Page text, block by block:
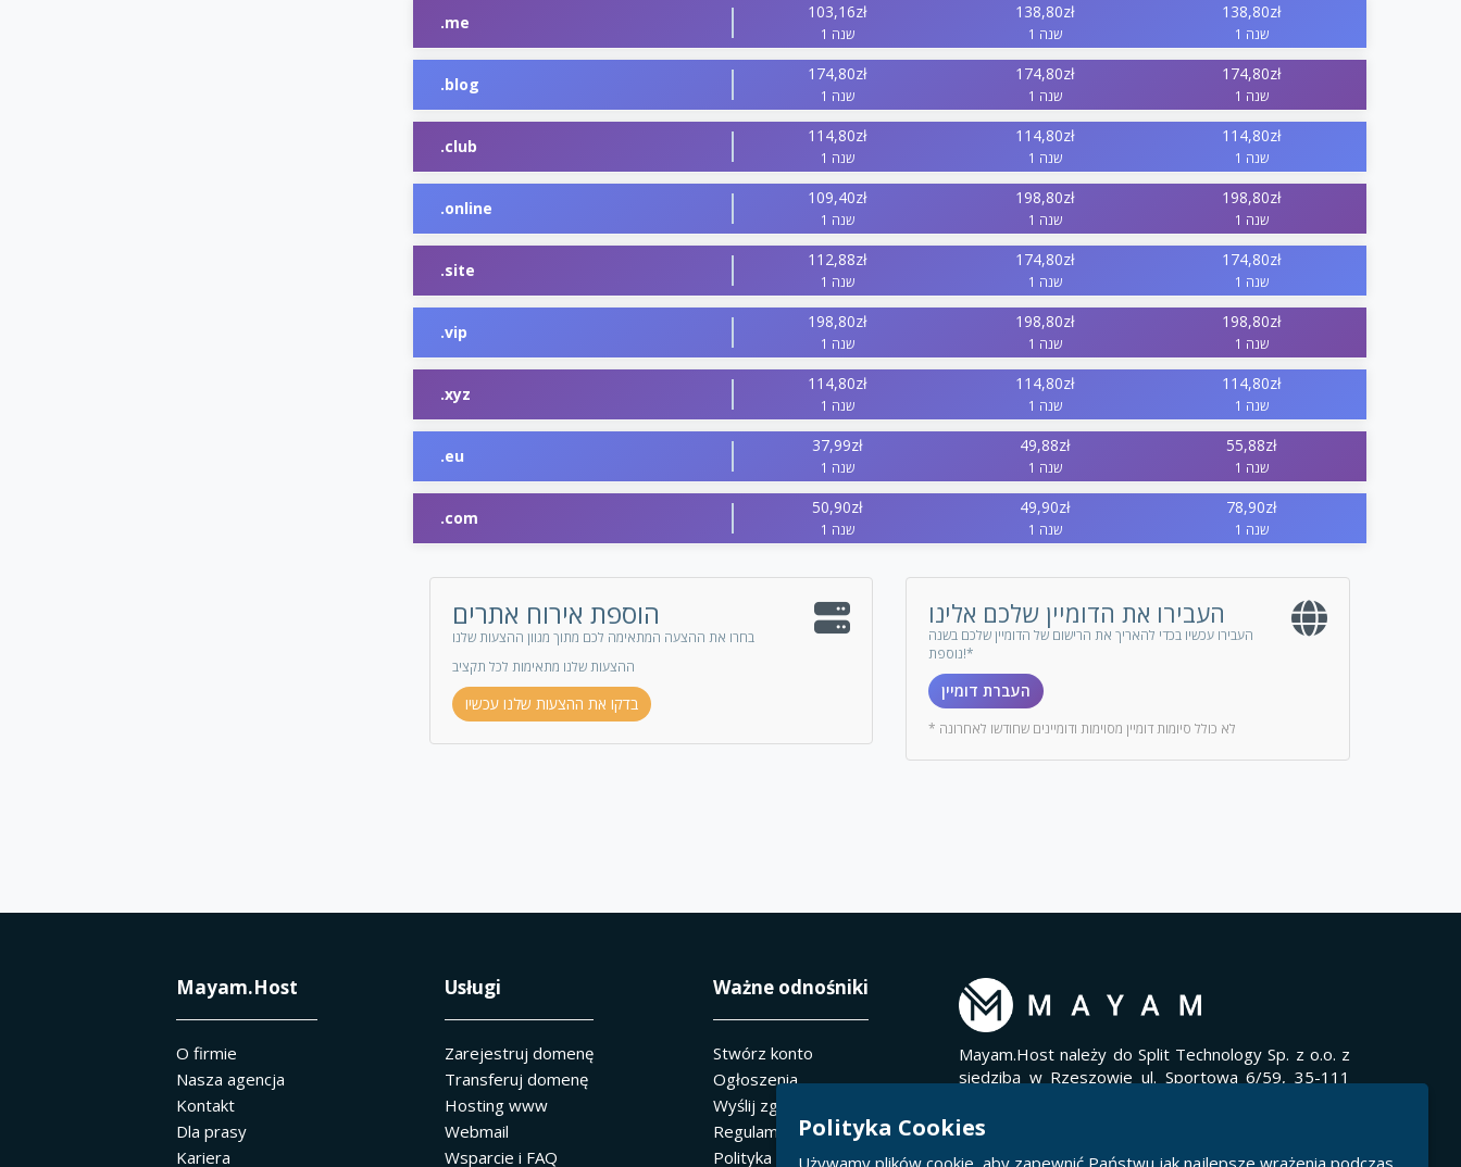
.me
103,16zł
1 שנה
138,80zł
1 שנה
138,80zł
1 שנה
.blog
174,80zł
1 שנה
174,80zł
1 שנה
174,80zł
1 שנה
.club
114,80zł
1 שנה
114,80zł
1 שנה
114,80zł
1 שנה
.online
109,40zł
1 שנה
198,80zł
1 שנה
198,80zł
1 שנה
.site
112,88zł
1 שנה
174,80zł
1 שנה
174,80zł
1 שנה
.vip
198,80zł
1 שנה
198,80zł
1 שנה
198,80zł
1 שנה
.xyz
114,80zł
1 שנה
114,80zł
1 שנה
114,80zł
1 שנה
.eu
37,99zł
1 שנה
49,88zł
1 שנה
55,88zł
1 שנה
.com
50,90zł
1 שנה
49,90zł
1 שנה
78,90zł
1 שנה
הוספת אירוח אתרים
בחרו את ההצעה המתאימה לכם מתוך מגוון ההצעות שלנו
ההצעות שלנו מתאימות לכל תקציב
בדקו את ההצעות שלנו עכשיו
העבירו את הדומיין שלכם אלינו
העבירו עכשיו בכדי להאריך את הרישום של הדומיין שלכם בשנה
נוספת!*
העברת דומיין
* לא כולל סיומות דומיין מסוימות ודומיינים שחודשו לאחרונה
Mayam.Host
O firmie
Nasza agencja
Kontakt
Dla prasy
Kariera
Usługi
Zarejestruj domenę
Transferuj domenę
Hosting www
Webmail
Wsparcie i FAQ
Ważne odnośniki
Stwórz konto
Ogłoszenia
Wyślij zgłoszenie
Regulaminy Usług
Polityka prywatności
Mayam.Host należy do Split Technology Sp. z o.o. z
siedzibą w Rzeszowie ul. Sportowa 6/59, 35-111
Krajowym Rejestrze Sądowym pod numerem
Polityka Cookies
Używamy plików cookie, aby zapewnić Państwu jak najlepsze wrażenia podczas